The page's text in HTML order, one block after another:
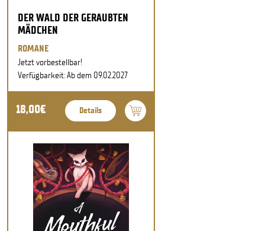
DER WALD DER GERAUBTEN
MÄDCHEN
ROMANE
Jetzt vorbestellbar!
Verfügbarkeit: Ab dem 09.02.2027
18,00€ Details